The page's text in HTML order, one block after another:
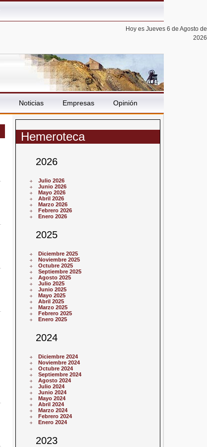
Hoy es Jueves 6 de Agosto de
2026
Noticias Empresas Opinión
Hemeroteca
2026
Julio 2026
Junio 2026
Mayo 2026
Abril 2026
Marzo 2026
Febrero 2026
Enero 2026
2025
Diciembre 2025
Noviembre 2025
Octubre 2025
Septiembre 2025
Agosto 2025
Julio 2025
Junio 2025
Mayo 2025
Abril 2025
Marzo 2025
Febrero 2025
Enero 2025
2024
Diciembre 2024
Noviembre 2024
Octubre 2024
Septiembre 2024
Agosto 2024
Julio 2024
Junio 2024
Mayo 2024
Abril 2024
Marzo 2024
Febrero 2024
Enero 2024
2023